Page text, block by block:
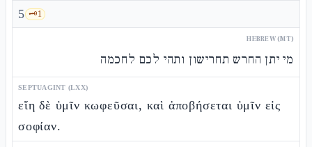
5 🗝️1
HEBREW (MT)
מי יתן החרש תחרישון ותהי לכם לחכמה
SEPTUAGINT (LXX)
εἴη δὲ ὑμῖν κωφεῦσαι, καὶ ἀποβήσεται ὑμῖν εἰς
σοφίαν.